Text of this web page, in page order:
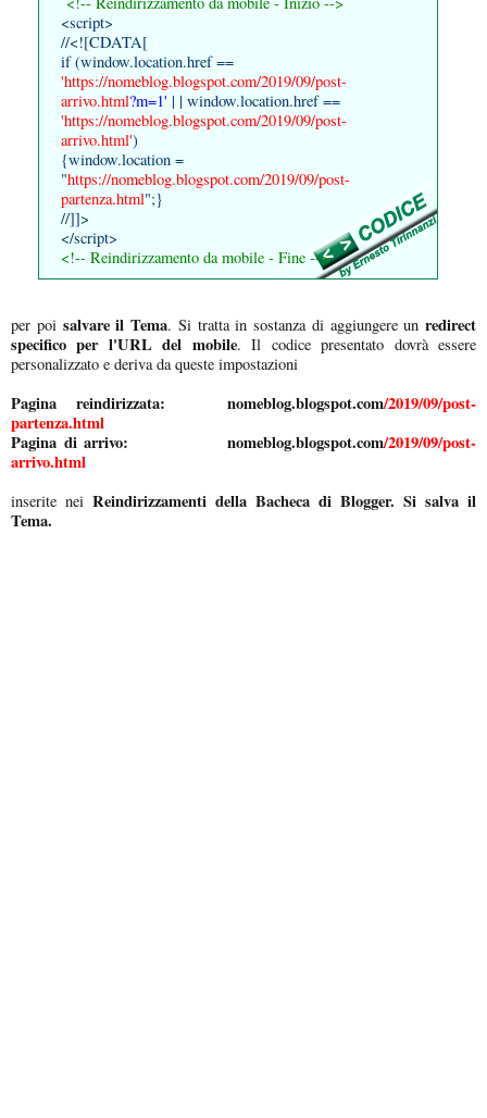
<script>
//<![CDATA[
if (window.location.href ==
'https://nomeblog.blogspot.com/2019/09/post-
arrivo.html?m=1' | | window.location.href ==
'https://nomeblog.blogspot.com/2019/09/post-
arrivo.html')
{window.location =
"https://nomeblog.blogspot.com/2019/09/post-
partenza.html";}
//]]>
</script>
<!-- Reindirizzamento da mobile - Fine -->
per poi salvare il Tema. Si tratta in sostanza di aggiungere un redirect
specifico per l'URL del mobile. Il codice presentato dovrà essere
personalizzato e deriva da queste impostazioni
Pagina reindirizzata: nomeblog.blogspot.com/2019/09/post-
partenza.html
Pagina di arrivo: nomeblog.blogspot.com/2019/09/post-
arrivo.html
inserite nei Reindirizzamenti della Bacheca di Blogger. Si salva il
Tema.